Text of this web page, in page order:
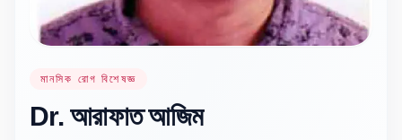
মানসিক রোগ বিশেষজ্ঞ
Dr. আরাফাত আজিম